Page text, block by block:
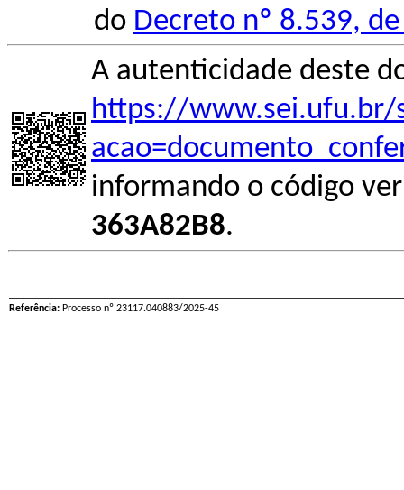
do Decreto nº 8.539,
A autenticidade deste
https://www.sei.ufu.br/
informando o código
363A82B8.
Referência: Processo nº 23117.040883/2025-45